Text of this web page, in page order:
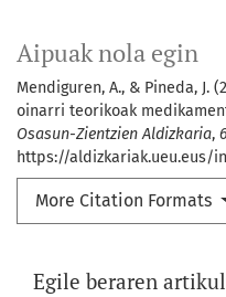
Aipuak nola egin
Mendiguren, A., & Pineda, J.
oinarri teorikoak
Osasun-Zientzien Aldizkaria, 6
https://aldizkariak.ueu.eus/
More Citation Formats
Egile beraren